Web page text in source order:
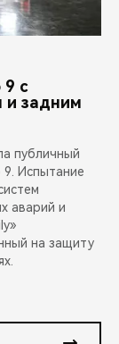
с
задним
публичный
Испытание
аварий и
на защиту